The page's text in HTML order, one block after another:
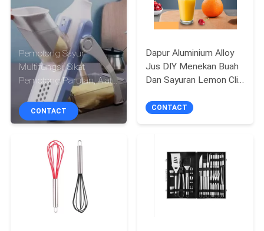
KUALITAS
HUBUNGI
KAMI
PERMINTAAN
PENAWARAN
SITEMAP
PRIVACY
POLICY
Pemotong Sayur
Multifungsi, Sikat
Pemotong Parutan, Alat
Gadget Dapur Pintar
CONTACT
Dapur Aluminium Alloy
Jus DIY Menekan Buah
Dan Sayuran Lemon Clip
CONTACT